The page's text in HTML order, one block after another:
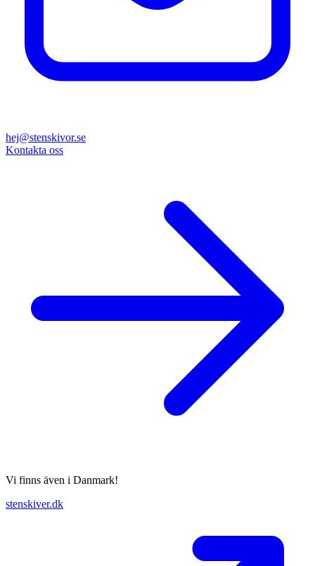
hej@stenskivor.se
Kontakta oss
Vi finns även i Danmark!
stenskiver.dk